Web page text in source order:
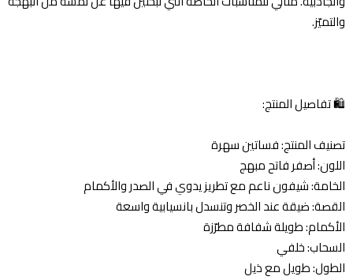
والتميّز.
🛍️ تفاصيل المنتج:
تصنيف المنتج: فساتين سهرة
اللون: أصفر فاتح مبهج
الخامة: شيفون ناعم مع تطريز يدوي في الصدر والأكمام
القصة: ضيقة عند الخصر وتنسدل بانسيابية واسعة
الأكمام: طويلة شفافة مطرّزة
السحاب: خلفي
الطول: طويل مع ذيل